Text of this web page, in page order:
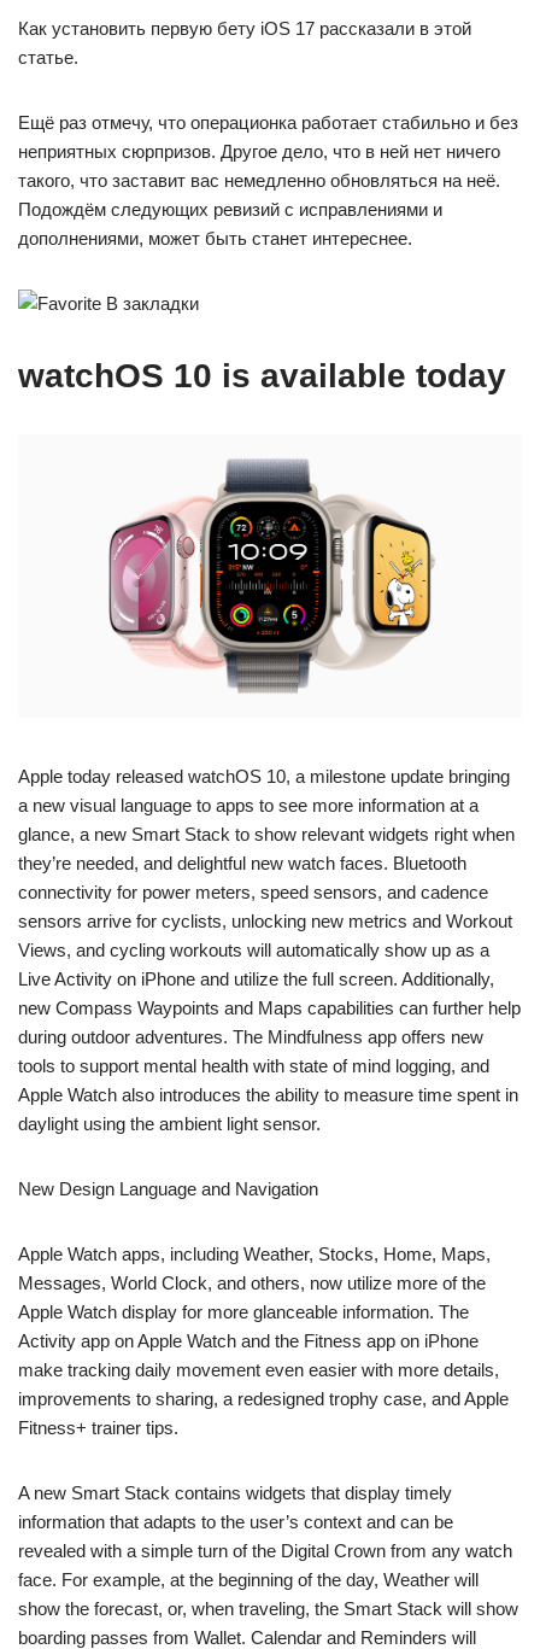
Как установить первую бету iOS 17 рассказали в этой
статье.
Ещё раз отмечу, что операционка работает стабильно и без
неприятных сюрпризов. Другое дело, что в ней нет ничего
такого, что заставит вас немедленно обновляться на неё.
Подождём следующих ревизий с исправлениями и
дополнениями, может быть станет интереснее.
В закладки
watchOS 10 is available today
Apple today released watchOS 10, a milestone update bringing
a new visual language to apps to see more information at a
glance, a new Smart Stack to show relevant widgets right when
they’re needed, and delightful new watch faces. Bluetooth
connectivity for power meters, speed sensors, and cadence
sensors arrive for cyclists, unlocking new metrics and Workout
Views, and cycling workouts will automatically show up as a
Live Activity on iPhone and utilize the full screen. Additionally,
new Compass Waypoints and Maps capabilities can further help
during outdoor adventures. The Mindfulness app offers new
tools to support mental health with state of mind logging, and
Apple Watch also introduces the ability to measure time spent in
daylight using the ambient light sensor.
New Design Language and Navigation
Apple Watch apps, including Weather, Stocks, Home, Maps,
Messages, World Clock, and others, now utilize more of the
Apple Watch display for more glanceable information. The
Activity app on Apple Watch and the Fitness app on iPhone
make tracking daily movement even easier with more details,
improvements to sharing, a redesigned trophy case, and Apple
Fitness+ trainer tips.
A new Smart Stack contains widgets that display timely
information that adapts to the user’s context and can be
revealed with a simple turn of the Digital Crown from any watch
face. For example, at the beginning of the day, Weather will
show the forecast, or, when traveling, the Smart Stack will show
boarding passes from Wallet. Calendar and Reminders will